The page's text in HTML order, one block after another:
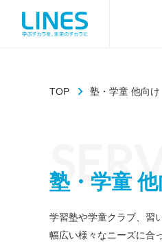
TOP 塾・学童 他向け
塾・学童
学習塾や学童クラブ、習
幅広い様々なニーズに合